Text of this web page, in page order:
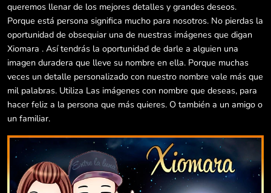
queremos llenar de los mejores detalles y grandes deseos.
Porque está persona significa mucho para nosotros. No pierdas la
oportunidad de obsequiar una de nuestras imágenes que digan
Xiomara . Así tendrás la oportunidad de darle a alguien una
imagen duradera que lleve su nombre en ella. Porque muchas
veces un detalle personalizado con nuestro nombre vale más que
mil palabras. Utiliza Las imágenes con nombre que deseas, para
hacer feliz a la persona que más quieres. O también a un amigo o
un familiar.